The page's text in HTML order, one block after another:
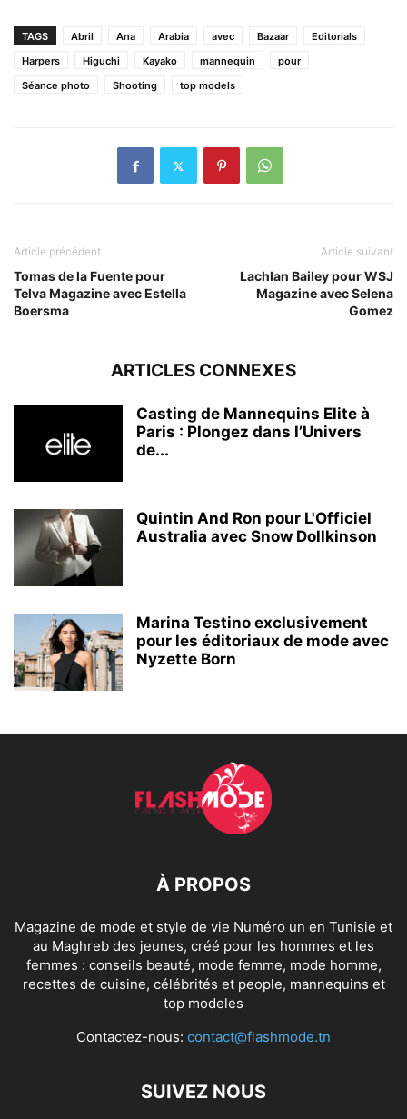
TAGS Abril Ana Arabia avec Bazaar
Editorials
Harpers
Higuchi Kayako mannequin
pour
Séance photo
Shooting top models
Article précédent
Tomas de la Fuente pour
Telva Magazine avec Estella
Boersma
Article suivant
Lachlan Bailey pour WSJ
Magazine avec Selena
Gomez
ARTICLES CONNEXES
Casting de Mannequins Elite à
Paris : Plongez dans l’Univers
de...
Quintin And Ron pour L'Officiel
Australia avec Snow Dollkinson
Marina Testino exclusivement
pour les éditoriaux de mode avec
Nyzette Born
À PROPOS
Magazine de mode et style de vie Numéro un en Tunisie et
au Maghreb des jeunes, créé pour les hommes et les
femmes : conseils beauté, mode femme, mode homme,
recettes de cuisine, célébrités et people, mannequins et
top modeles
Contactez-nous: contact@flashmode.tn
SUIVEZ NOUS